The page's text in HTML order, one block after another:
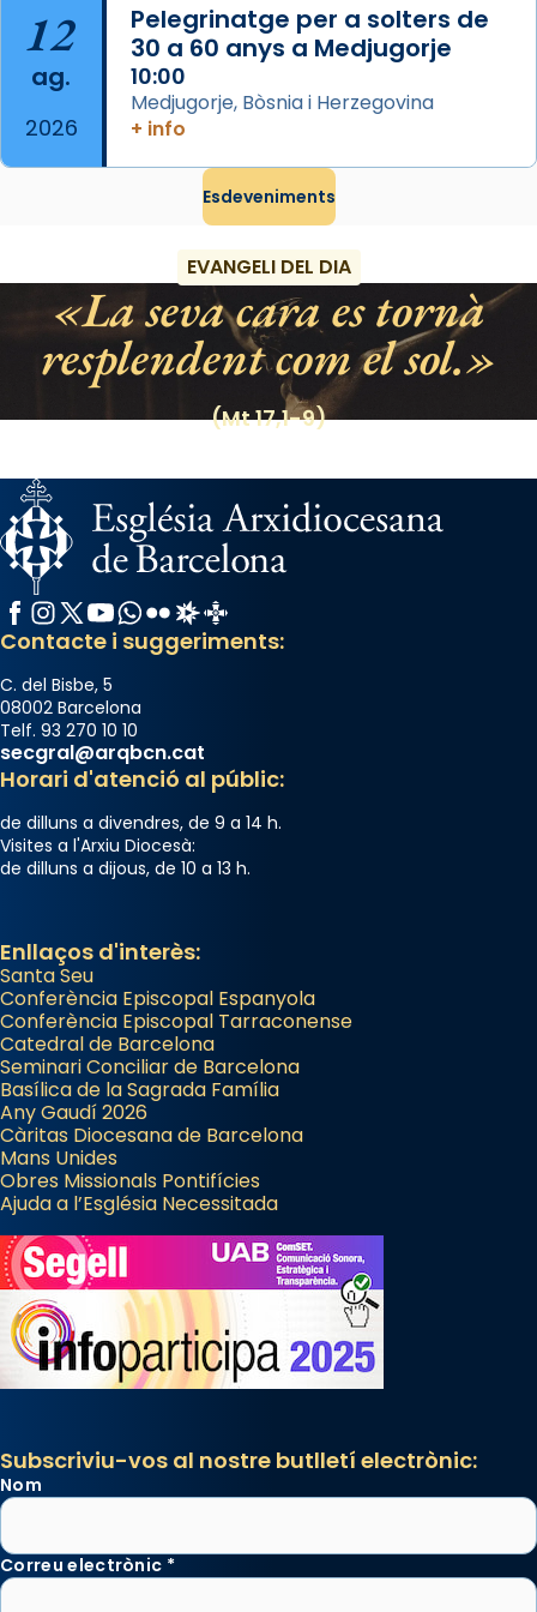
Regnes castellans i més tard de tota
Espanya.
El seu sepulcre a Compostela fou un gran
centre de peregrinacions medievals de tot
«A Raïms de Sant Jaume, raïms aigualits;
raïms de setembre te'n llepes els dits»,
segons una dita popular.
Photo
View on Facebook · Share
12
ag.
2026
Pelegrinatge per a solters de
30 a 60 anys a Medjugorje
10:00
Medjugorje, Bòsnia i Herzegovina
+ info
Esdeveniments
EVANGELI DEL DIA
La seva cara es tornà
resplendent com el sol.
(Mt 17,1-9)
Facebook
Instagram
X / Twitter
YouTube
WhatsApp
FlickrRadio Estel
Catalunya Cristiana
Contacte i suggeriments:
C. del Bisbe, 5
08002 Barcelona
Telf. 93 270 10 10
secgral@arqbcn.cat
Horari d'atenció al públic:
de dilluns a divendres, de 9 a 14 h.
Visites a l'Arxiu Diocesà:
de dilluns a dijous, de 10 a 13 h.
Enllaços d'interès:
Santa Seu
Conferència Episcopal Espanyola
Conferència Episcopal Tarraconense
Catedral de Barcelona
Seminari Conciliar de Barcelona
Basílica de la Sagrada Família
Any Gaudí 2026
Càritas Diocesana de Barcelona
Mans Unides
Obres Missionals Pontifícies
Ajuda a l’Església Necessitada
Subscriviu-vos al nostre butlletí electrònic:
Nom
Correu electrònic *